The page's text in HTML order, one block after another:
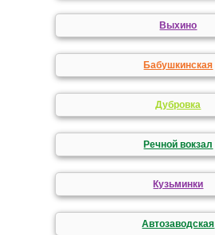
Выхино
Бабушкинская
Дубровка
Речной вокзал
Кузьминки
Автозаводская